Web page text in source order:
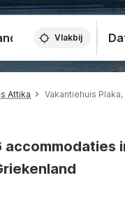
Vlakbij
Attika Vakantiehuis Plaka,
accommodaties